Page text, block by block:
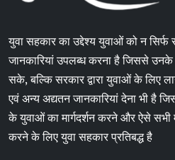
युवा सहकार का उद्देश्य युवाओं को न सिर्फ
जानकारियां उपलब्ध करना है जिससे
सके, बल्कि सरकार द्वारा युवाओं के लिए
एवं अन्य अद्यतन जानकारियां देना भी है
के युवाओं का मार्गदर्शन करने और ऐसे
करने के लिए युवा सहकार प्रतिबद्ध है